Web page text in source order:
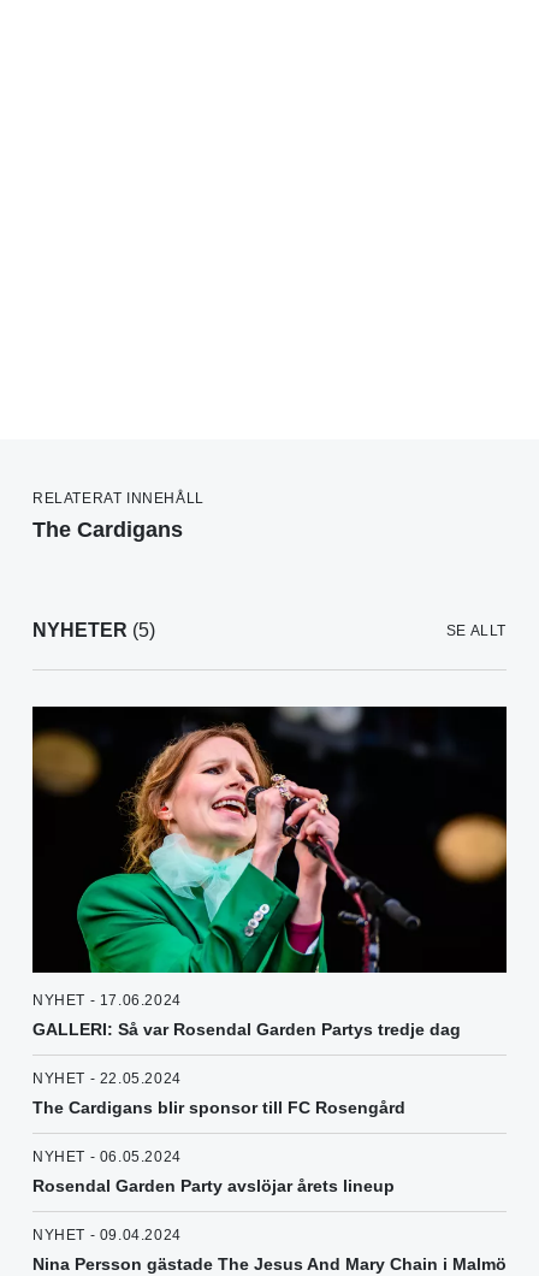
RELATERAT INNEHÅLL
The Cardigans
NYHETER (5) SE ALLT
NYHET - 17.06.2024
GALLERI: Så var Rosendal Garden Partys tredje dag
NYHET - 22.05.2024
The Cardigans blir sponsor till FC Rosengård
NYHET - 06.05.2024
Rosendal Garden Party avslöjar årets lineup
NYHET - 09.04.2024
Nina Persson gästade The Jesus And Mary Chain i Malmö